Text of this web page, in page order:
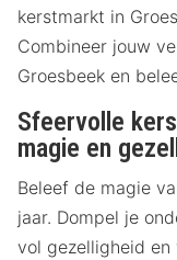
kerstmarkt in
Combineer jouw
Groesbeek en
Sfeervolle
magie en
Beleef de magie
jaar. Dompel je
vol gezelligheid en